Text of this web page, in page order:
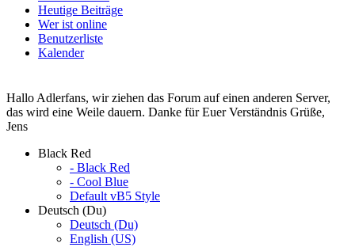
Heutige Beiträge
Wer ist online
Benutzerliste
Kalender
Hallo Adlerfans, wir ziehen das Forum auf einen anderen Server,
das wird eine Weile dauern. Danke für Euer Verständnis Grüße,
Jens
Black Red
- Black Red
- Cool Blue
Default vB5 Style
Deutsch (Du)
Deutsch (Du)
English (US)